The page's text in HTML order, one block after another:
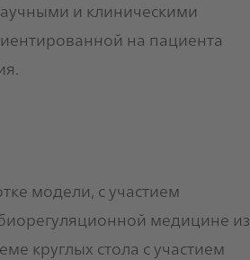
и клиническими
на пациента
модели, с участием
медицине из
круглых стола с участием